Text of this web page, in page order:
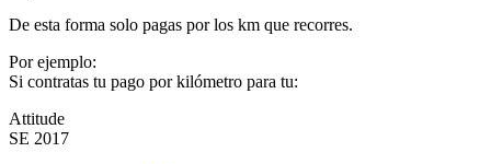
De esta forma solo pagas por los km que recorres.
Por ejemplo:
Si contratas tu pago por kilómetro para tu:
Attitude
SE 2017